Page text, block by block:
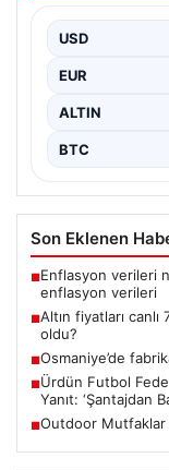
"content": "Altın
USD
EUR
ALTIN
BTC
Son Eklenen
■Enflasyon verileri
enflasyon verileri
■Altın fiyatları
oldu?
■Osmaniye’de
■Ürdün Futbol
Yanıt: ‘Şantajdan
■Outdoor Mutfaklar